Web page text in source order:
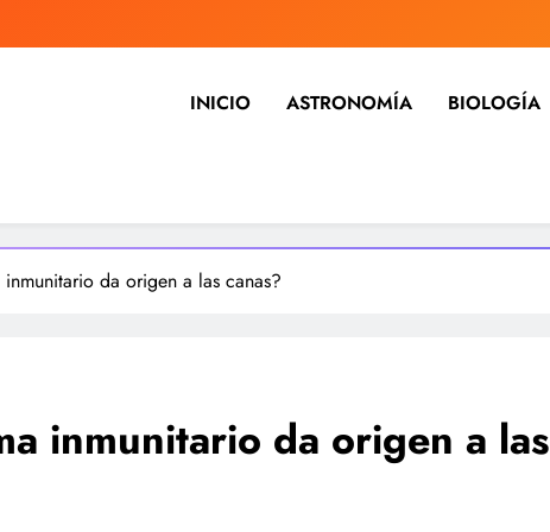
INICIO ASTRONOMÍA BIOLOGÍA
da origen a las canas?
inmunitario da origen a las